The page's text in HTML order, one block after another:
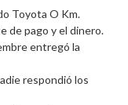
Toyota O Km.
de pago y el dinero.
entregó la
respondió los